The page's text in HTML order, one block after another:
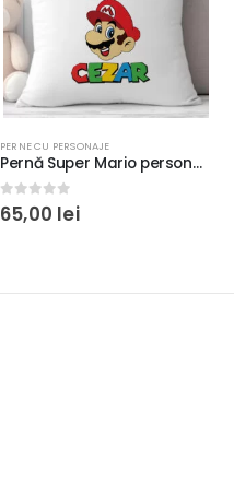
PERNE CU PERSONAJE
Pernă Super Mario personalizată cu nume pentru copii, 40x40cm, culoare alb
0 out of 5
65,00 lei